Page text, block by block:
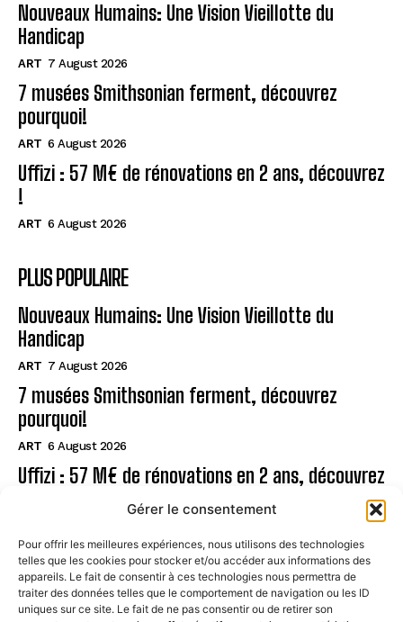
Gérer le consentement
Pour offrir les meilleures expériences, nous utilisons des technologies
telles que les cookies pour stocker et/ou accéder aux informations des
appareils. Le fait de consentir à ces technologies nous permettra de
traiter des données telles que le comportement de navigation ou les ID
uniques sur ce site. Le fait de ne pas consentir ou de retirer son
Nouveaux Humains: Une Vision Vieillotte du
Handicap
ART 7 August 2026
7 musées Smithsonian ferment, découvrez
pourquoi!
ART 6 August 2026
Uffizi : 57 M€ de rénovations en 2 ans, découvrez
!
ART 6 August 2026
PLUS POPULAIRE
Nouveaux Humains: Une Vision Vieillotte du
Handicap
ART 7 August 2026
7 musées Smithsonian ferment, découvrez
pourquoi!
ART 6 August 2026
Uffizi : 57 M€ de rénovations en 2 ans, découvrez
Page
CONTACT